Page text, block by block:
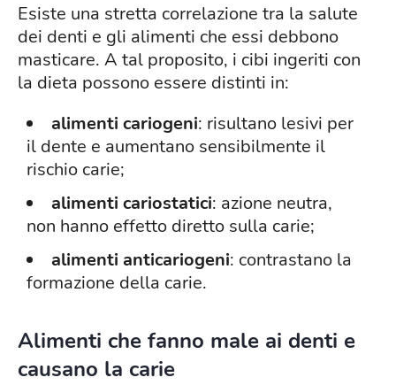
Esiste una stretta correlazione tra la salute
dei denti e gli alimenti che essi debbono
masticare. A tal proposito, i cibi ingeriti con
la dieta possono essere distinti in:
alimenti cariogeni: risultano lesivi per
il dente e aumentano sensibilmente il
rischio carie;
alimenti cariostatici: azione neutra,
non hanno effetto diretto sulla carie;
alimenti anticariogeni: contrastano la
formazione della carie.
Alimenti che fanno male ai denti e
causano la carie